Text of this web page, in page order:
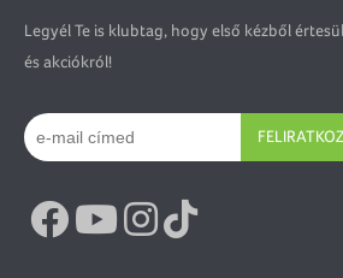
Legyél Te is klubtag, hogy első kézből
és akciókról!